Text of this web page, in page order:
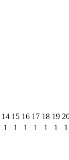
14 15 16 17 18 19
1 1 1 1 1 1 1